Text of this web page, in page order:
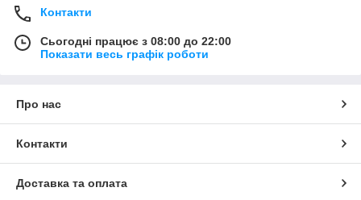
Контакти
Сьогодні працює з 08:00 до 22:00
Показати весь графік роботи
Про нас
Контакти
Доставка та оплата